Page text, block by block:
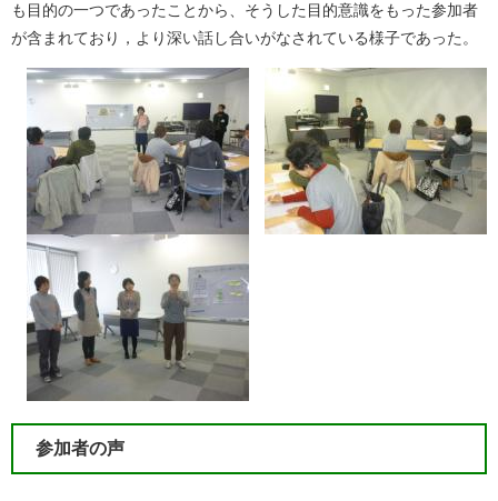
も目的の一つであったことから、そうした目的意識をもった参加者
が含まれており，より深い話し合いがなされている様子であった。
参加者の声